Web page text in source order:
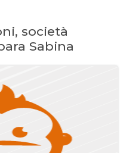
società
Sabina